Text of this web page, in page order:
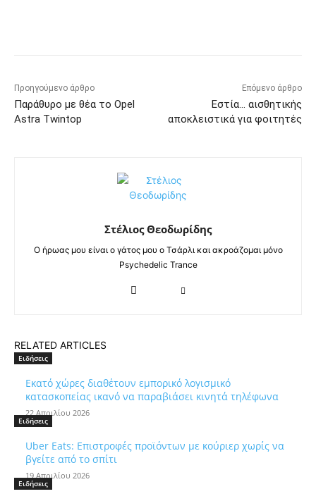
Προηγούμενο άρθρο
Παράθυρο με θέα τo Opel
Astra Twintop
Επόμενο άρθρο
Εστία… αισθητικής
αποκλειστικά για φοιτητές
Στέλιος Θεοδωρίδης
Ο ήρωας μου είναι ο γάτος μου ο Τσάρλι και ακροάζομαι μόνο
Psychedelic Trance
RELATED ARTICLES
Ειδήσεις
Εκατό χώρες διαθέτουν εμπορικό λογισμικό
κατασκοπείας ικανό να παραβιάσει κινητά τηλέφωνα
22 Απριλίου 2026
Ειδήσεις
Uber Eats: Επιστροφές προϊόντων με κούριερ χωρίς να
βγείτε από το σπίτι
19 Απριλίου 2026
Ειδήσεις